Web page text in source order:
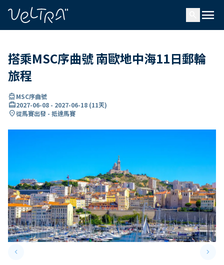
menu
搭乘MSC序曲號 南歐地中海11日郵輪
旅程
directions_boatMSC序曲號
card_travel2027-06-08 - 2027-06-18 (11天)
location_on從馬賽出發 - 抵達馬賽
keyboard_arrow_leftPrevious slide keyboard_arrow_right